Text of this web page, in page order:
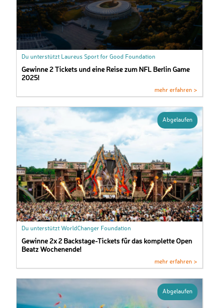
Du unterstützt Laureus Sport for Good Foundation
Gewinne 2 Tickets und eine Reise zum NFL Berlin Game
2025!
mehr erfahren >
Abgelaufen
Du unterstützt WorldChanger Foundation
Gewinne 2x 2 Backstage-Tickets für das komplette Open
Beatz Wochenende!
mehr erfahren >
Abgelaufen